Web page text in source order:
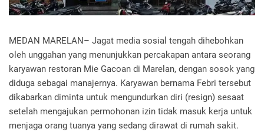
MEDAN MARELAN– Jagat media sosial tengah dihebohkan
oleh unggahan yang menunjukkan percakapan antara seorang
karyawan restoran Mie Gacoan di Marelan, dengan sosok yang
diduga sebagai manajernya. Karyawan bernama Febri tersebut
dikabarkan diminta untuk mengundurkan diri (resign) sesaat
setelah mengajukan permohonan izin tidak masuk kerja untuk
menjaga orang tuanya yang sedang dirawat di rumah sakit.